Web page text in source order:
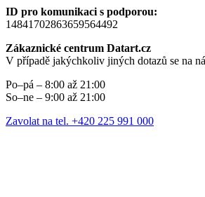
ID pro komunikaci s podporou:
14841702863659564492
Zákaznické centrum Datart.cz
V případě jakýchkoliv jiných dotazů se na
Po–pá – 8:00 až 21:00
So–ne – 9:00 až 21:00
Zavolat na tel. +420 225 991 000